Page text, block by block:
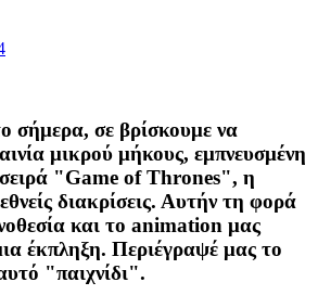
σήμερα, σε βρίσκουμε να
μικρού μήκους, εμπνευσμένη
"Game of Thrones", η
διακρίσεις. Αυτήν τη φορά
και το animation μας
έκπληξη. Περιέγραψέ μας το
"παιχνίδι".